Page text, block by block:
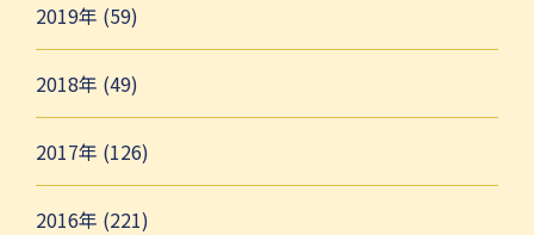
2019年 (59)
2018年 (49)
2017年 (126)
2016年 (221)